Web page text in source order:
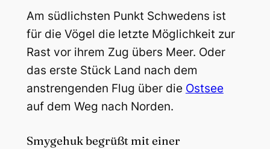
Am südlichsten Punkt Schwedens ist
für die Vögel die letzte Möglichkeit zur
Rast vor ihrem Zug übers Meer. Oder
das erste Stück Land nach dem
anstrengenden Flug über die Ostsee
auf dem Weg nach Norden.
Smygehuk begrüßt mit einer